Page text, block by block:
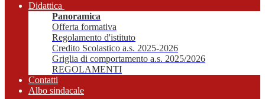
Didattica
Panoramica
Offerta formativa
Regolamento d'istituto
Credito Scolastico a.s. 2025-2026
Griglia di comportamento a.s. 2025/2026
REGOLAMENTI
Contatti
Albo sindacale